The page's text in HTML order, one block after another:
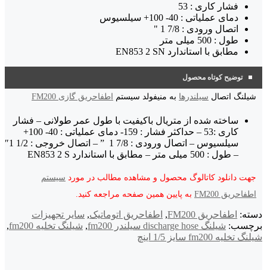
فشار کاری : 53
دمای عملیاتی : 40- 100+ سیلسیوس
اتصال ورودی : 7/8 1 "
طول : 500 میلی متر
مطابق با استاندارد EN853 2 SN
توضیح کوتاه محصول
شیلنگ اتصال سیلندرها به منیفولد سیستم اطفاحریق گازی FM200
ساخته شده از متریال باکیفیت با طول عمر طولانی – فشار
کاری :53 – حداکثر فشار : 159- دمای عملیاتی : 40- 100+
سیلسیوس – اتصال ورودی : 7/8 1 ” – اتصال خروجی : 1/2 1″
– طول : 500 میلی متر – مطابق با استاندارد EN853 2 S
جهت دانلود کاتالوگ محصول و مشاهده مطالب در مورد سیستم
اطفاحریق FM200
به پایین همین صفحه مراجعه کنید.
دسته: اطفاحریق FM200 , اطفاحریق اتوماتیک, سایر تجهیزات
برچسب: شیلنگ discharge hose سیلندر fm200 , شیلنگ تخلیه fm200
,
شیلنگ تخلیه fm200 سایز 1/5 اینچ